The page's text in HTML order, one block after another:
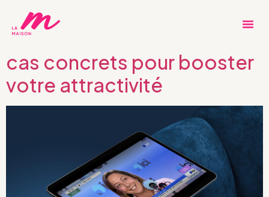
Stratégie de
communication tourisme : 3
cas concrets pour booster
votre attractivité